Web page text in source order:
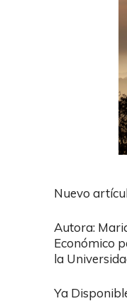
Nuevo
Autora:
Económico
la
Ya